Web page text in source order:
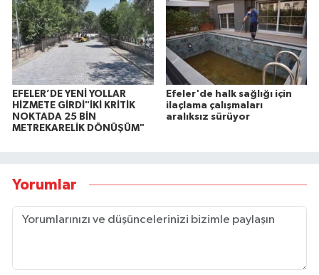
EFELER’DE YENİ YOLLAR
HİZMETE GİRDİ"İKİ KRİTİK
NOKTADA 25 BİN
METREKARELİK DÖNÜŞÜM"
Efeler'de halk sağlığı için
ilaçlama çalışmaları
aralıksız sürüyor
Yorumlar